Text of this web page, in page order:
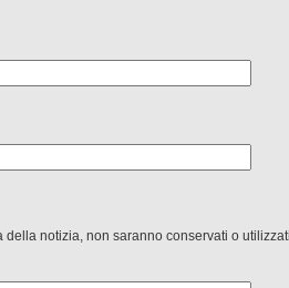
notizia, non saranno conservati o